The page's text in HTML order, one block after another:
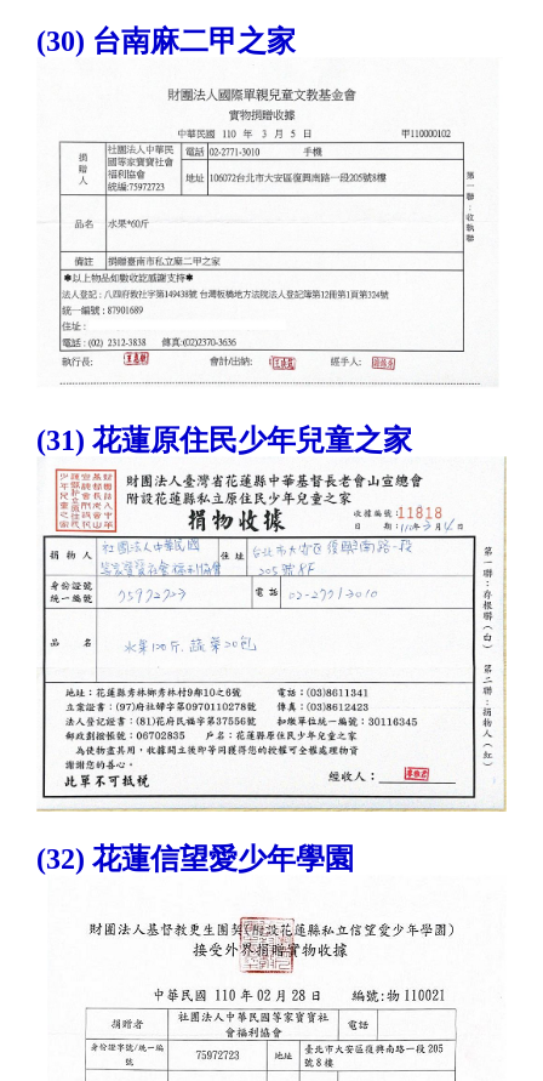
(30) 台南麻二甲之家
(31) 花蓮原住民少年兒童之家
(32) 花蓮信望愛少年學園